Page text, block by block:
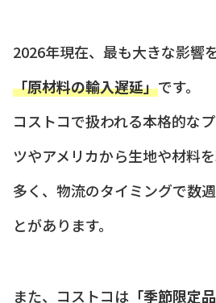
2026年現在、最も大きな影響
「原材料の輸入遅延」です。
コストコで扱われる本格的な
ツやアメリカから生地や材料
多く、物流のタイミングで数
とがあります。
また、コストコは 「季節限定品